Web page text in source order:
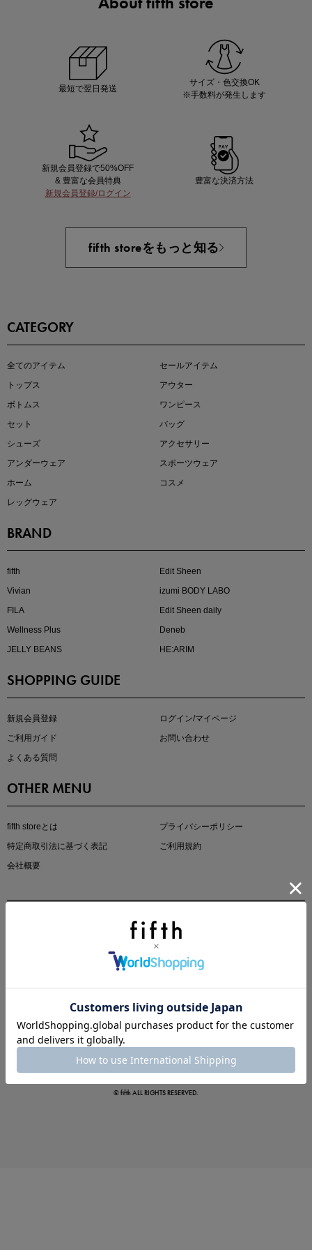
買えば買うほどお得! 最大半額クーポン
近日販売のアイテムを先見せ
真夏のオフィスカジュアル
夏の即戦力ワンピ
最短で翌日発送
サイズ・色交換OK
※手数料が発生します
新規会員登録で50%OFF
& 豊富な会員特典
新規会員登録/ログイン
豊富な決済方法
fifth storeをもっと知る
CATEGORY
全てのアイテム
セールアイテム
トップス
アウター
ボトムス
ワンピース
セット
バッグ
シューズ
アクセサリー
アンダーウェア
スポーツウェア
ホーム
コスメ
レッグウェア
BRAND
fifth
Edit Sheen
Vivian
izumi BODY LABO
FILA
Edit Sheen daily
Wellness Plus
Deneb
JELLY BEANS
HE:ARIM
SHOPPING GUIDE
新規会員登録
ログイン/マイページ
ご利用ガイド
お問い合わせ
よくある質問
OTHER MENU
fifth storeとは
プライバシーポリシー
特定商取引法に基づく表記
ご利用規約
会社概要
© fifth ALL RIGHTS RESERVED.